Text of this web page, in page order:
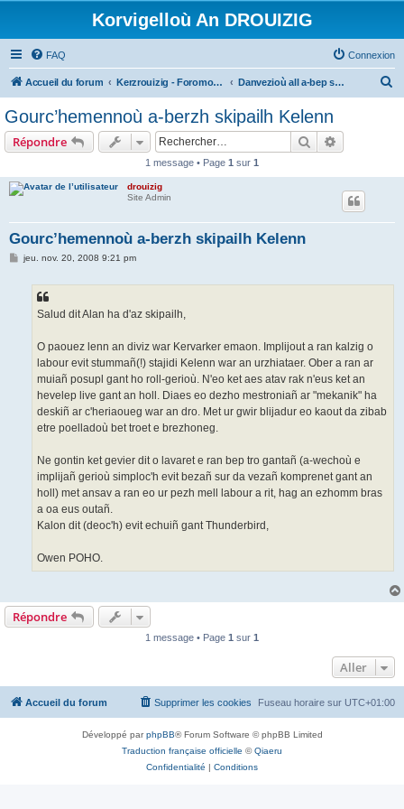
Korvigelloù An DROUIZIG
FAQ Connexion
Accueil du forum Kerzrouizig - Foromoù An Drouizig Danvezioù all a-bep seurt
Gourc’hemennoù a-berzh skipailh Kelenn
Répondre Rechercher
1 message • Page 1 sur 1
drouizig
Site Admin
Gourc’hemennoù a-berzh skipailh Kelenn
Mjeu. nov. 20, 2008 9:21 pm
Salud dit Alan ha d'az skipailh,
O paouez lenn an diviz war Kervarker emaon. Implijout a ran kalzig o
labour evit stummañ(!) stajidi Kelenn war an urzhiataer. Ober a ran ar
muiañ posupl gant ho roll-gerioù. N'eo ket aes atav rak n'eus ket an
hevelep live gant an holl. Diaes eo dezho mestroniañ ar "mekanik" ha
deskiñ ar c'heriaoueg war an dro. Met ur gwir blijadur eo kaout da zibab
etre poelladoù bet troet e brezhoneg.
Ne gontin ket gevier dit o lavaret e ran bep tro gantañ (a-wechoù e
implijañ gerioù simploc'h evit bezañ sur da vezañ komprenet gant an
holl) met ansav a ran eo ur pezh mell labour a rit, hag an ezhomm bras
a oa eus outañ.
Kalon dit (deoc'h) evit echuiñ gant Thunderbird,
Owen POHO.
Répondre
1 message • Page 1 sur 1
Aller
Accueil du forum Fuseau horaire sur UTC+01:00
Supprimer les cookies
Développé parphpBB® Forum Software © phpBB Limited
Traduction française officielle ©Qiaeru
Confidentialité | Conditions